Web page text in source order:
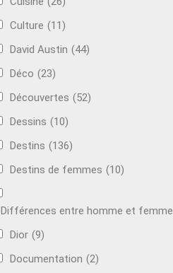
Culture (11)
David Austin (44)
Déco (23)
Découvertes (52)
Dessins (10)
Destins (136)
Destins de femmes (10)
Différences entre homme et femme
Dior (9)
Documentation (2)